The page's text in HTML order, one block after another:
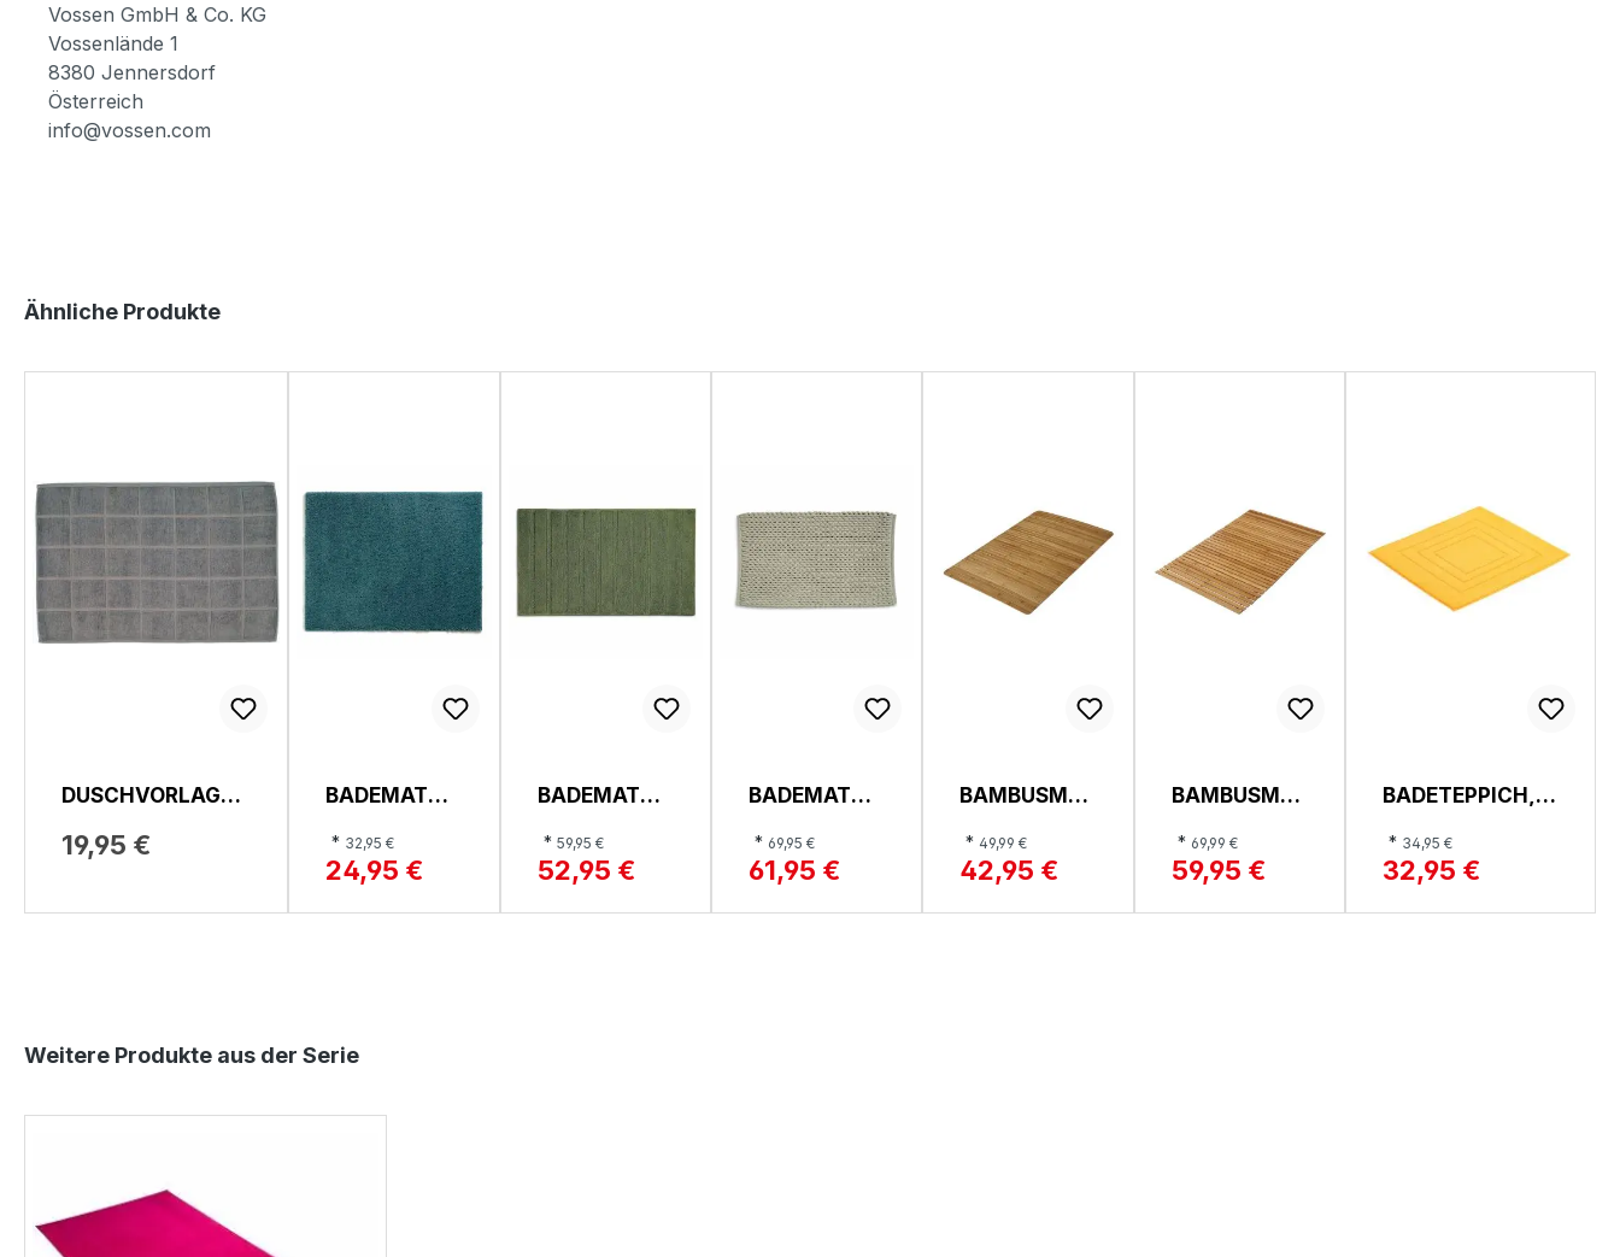
Vossen GmbH & Co. KG
Vossenlände 1
8380 Jennersdorf
Österreich
info@vossen.com
Produktgalerie überspringen
Ähnliche Produkte
DUSCHVORLAGE,
19,95 €
BADEMATTE,
* 32,95 €
24,95 €
BADEMATTE,
* 59,95 €
52,95 €
BADEMATTE,
* 69,95 €
61,95 €
BAMBUSMAT
* 49,99 €
42,95 €
BAMBUSMAT
* 69,99 €
59,95 €
BADETEPPICH,
* 34,95 €
32,95 €
Produktgalerie überspringen
Weitere Produkte aus der Serie